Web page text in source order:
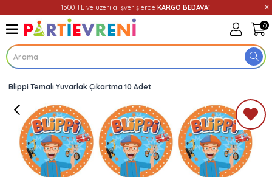
1500 TL ve üzeri alışverişlerde KARGO BEDAVA!
0
Üye Girişi Üye Ol
Blippi Temalı Yuvarlak Çıkartma 10 Adet